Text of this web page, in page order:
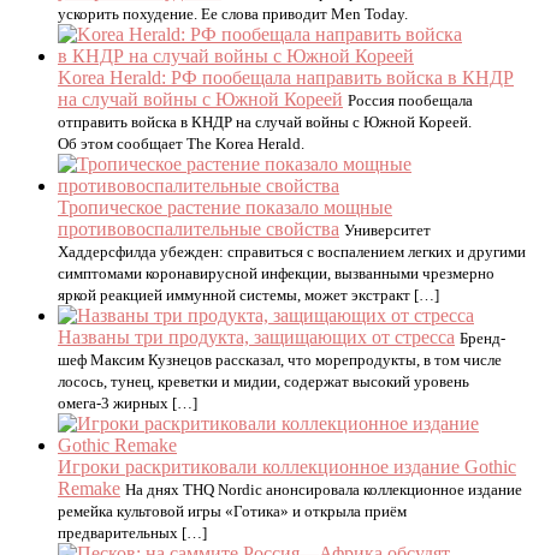
ускорить похудение. Ее слова приводит Men Today.
Korea Herald: РФ пообещала направить войска в КНДР
на случай войны с Южной Кореей Россия пообещала
отправить войска в КНДР на случай войны с Южной Кореей.
Об этом сообщает The Korea Herald.
Тропическое растение показало мощные
противовоспалительные свойства Университет
Хаддерсфилда убежден: справиться с воспалением легких и другими
симптомами коронавирусной инфекции, вызванными чрезмерно
яркой реакцией иммунной системы, может экстракт […]
Названы три продукта, защищающих от стресса Бренд-
шеф Максим Кузнецов рассказал, что морепродукты, в том числе
лосось, тунец, креветки и мидии, содержат высокий уровень
омега-3 жирных […]
Игроки раскритиковали коллекционное издание Gothic
Remake На днях THQ Nordic анонсировала коллекционное издание
ремейка культовой игры «Готика» и открыла приём
предварительных […]